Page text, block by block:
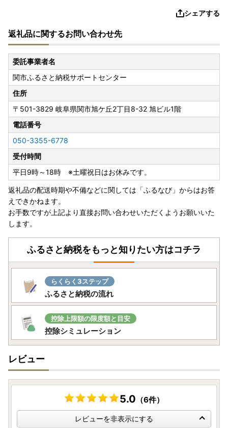
シェアする
返礼品に関するお問い合わせ先
委託事業者名
関市ふるさと納税サポートセンター
住所
〒501-3829 岐阜県関市旭ケ丘2丁目8-32 旭ビル1階
電話番号
050-3355-6778
受付時間
平日9時～18時 ※土曜祝日はお休みです。
返礼品の配送時期や不備などに関しては「ふるなび」からはお答
えできかねます。
お手数ですが上記より直接お問い合わせいただくようお願いいた
します。
ふるさと納税をもっと知りたい方はコチラ
らくらく3ステップ
ふるさと納税の流れ
控除上限額の限度額と目安
控除シミュレーション
レビュー
5.0 （6件）
レビューを非表示にする